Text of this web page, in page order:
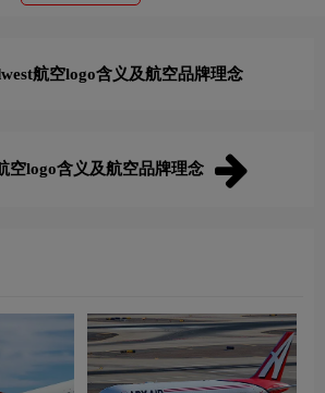
航空logo含义及航空品牌理念
空logo含义及航空品牌理念